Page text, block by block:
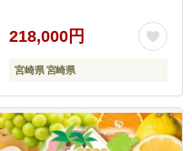
詰め合わせ 宮崎県 九州＜
218,000円
宮崎県 宮崎県